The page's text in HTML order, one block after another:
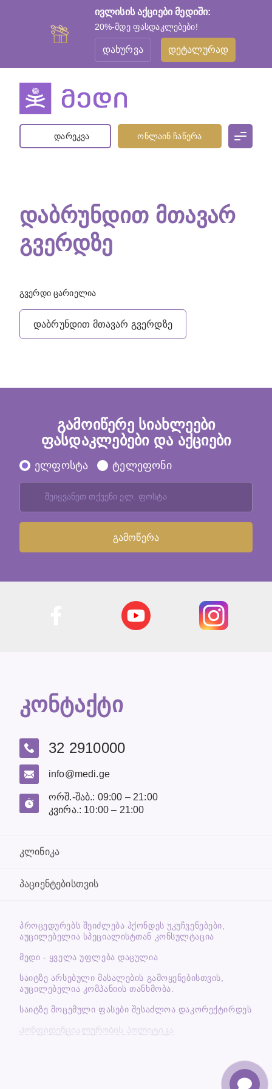
ივლისის აქციები მედიში:
20%-მდე ფასდაკლებები!
დახურვა დეტალურად
დარეკვა ონლაინ ჩაწერა
ᲓᲐᲑᲠᲣᲜᲓᲘᲗ ᲛᲗᲐᲕᲐᲠ
ᲒᲕᲔᲠᲓᲖᲔ
გვერდი ცარიელია
დაბრუნდით მთავარ გვერდზე
გამოიწერე სიახლეები
ფასდაკლებები და აქციები
ელფოსტა ტელეფონი
კონტაქტი
32 2910000
info@medi.ge
ორშ.-შაბ.: 09:00 – 21:00
კვირა.: 10:00 – 21:00
კლინიკა
პაციენტებისთვის
ᲞᲠᲝᲪᲔᲓᲣᲠᲔᲑᲡ ᲨᲔᲘᲫᲚᲔᲑᲐ ᲰᲥᲝᲜᲓᲔᲡ ᲣᲙᲣᲩᲕᲔᲜᲔᲑᲔᲑᲘ,
ᲐᲣᲪᲘᲚᲔᲑᲔᲚᲘᲐ ᲡᲞᲔᲪᲘᲐᲚᲘᲡᲢᲗᲐᲜ ᲙᲝᲜᲡᲣᲚᲢᲐᲪᲘᲐ
მედი - ყველა უფლება დაცულია
საიტზე არსებული მასალების გამოყენებისთვის,
აუცილებელია კომპანიის თანხმობა.
საიტზე მოცემული ფასები შესაძლოა დაკორექტირდეს
Კონფიდენციალურობის პოლიტიკა